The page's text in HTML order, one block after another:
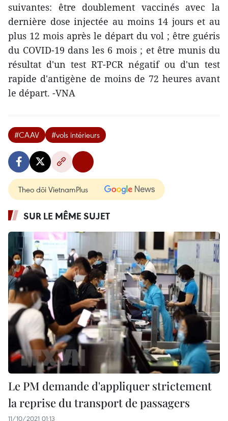
suivantes: être doublement vaccinés avec la
dernière dose injectée au moins 14 jours et au
plus 12 mois après le départ du vol ; être guéris
du COVID-19 dans les 6 mois ; et être munis du
résultat d'un test RT-PCR négatif ou d'un test
rapide d'antigène de moins de 72 heures avant
le départ. -VNA
#CAAV #vols intérieurs
Theo dõi VietnamPlus
SUR LE MÊME SUJET
Le PM demande d'appliquer strictement
la reprise du transport de passagers
11/10/2021 01:13